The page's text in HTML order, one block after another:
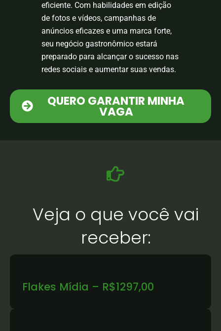
eficiente. Com habilidades em edição
de fotos e vídeos, campanhas de
anúncios eficazes e uma marca forte,
seu negócio gastronômico estará
preparado para alcançar o sucesso nas
redes sociais e aumentar suas vendas.
QUERO GARANTIR MINHA
VAGA
Veja o que você vai
receber:
Flakes Mídia – R$1297,00